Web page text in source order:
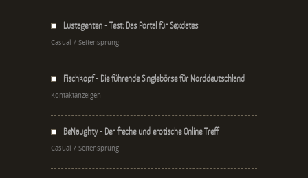
Lustagenten - Test: Das Portal für Sexdates
Casual / Seitensprung
Fischkopf - Die führende Singlebörse für Norddeutschland
Kontaktanzeigen
BeNaughty - Der freche und erotische Online Treff
Casual / Seitensprung